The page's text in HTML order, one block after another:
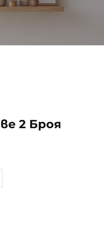
2 Броя